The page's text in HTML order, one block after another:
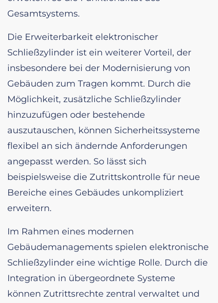
Gesamtsystems.
Die Erweiterbarkeit elektronischer
Schließzylinder ist ein weiterer Vorteil, der
insbesondere bei der Modernisierung von
Gebäuden zum Tragen kommt. Durch die
Möglichkeit, zusätzliche Schließzylinder
hinzuzufügen oder bestehende
auszutauschen, können Sicherheitssysteme
flexibel an sich ändernde Anforderungen
angepasst werden. So lässt sich
beispielsweise die Zutrittskontrolle für neue
Bereiche eines Gebäudes unkompliziert
erweitern.
Im Rahmen eines modernen
Gebäudemanagements spielen elektronische
Schließzylinder eine wichtige Rolle. Durch die
Integration in übergeordnete Systeme
können Zutrittsrechte zentral verwaltet und